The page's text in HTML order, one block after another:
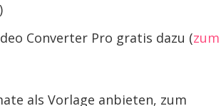
)
Converter Pro gratis dazu (zum
als Vorlage anbieten, zum